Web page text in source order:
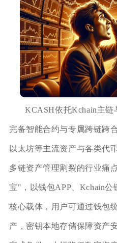
KCASH依托Kchain主链
完备智能合约与专属跨链跨
以太坊等主流资产与各类代
多链资产管理割裂的行业痛
宝"，以钱包APP、Kchain
核心载体，用户可通过钱包
产，密钥本地存储保障资产